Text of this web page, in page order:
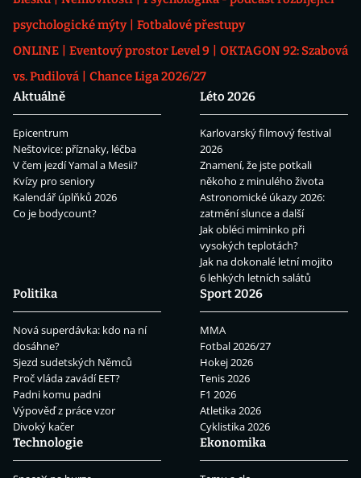
psychologické mýty
Fotbalové přestupy
ONLINE
Eventový prostor Level 9
OKTAGON 92: Szabová
vs. Pudilová
Chance Liga 2026/27
Aktuálně
Epicentrum
Neštovice: příznaky, léčba
V čem jezdí Yamal a Mesii?
Kvízy pro seniory
Kalendář úplňků 2026
Co je bodycount?
Léto 2026
Karlovarský filmový festival
2026
Znamení, že jste potkali
někoho z minulého života
Astronomické úkazy 2026:
zatmění slunce a další
Jak obléci miminko při
vysokých teplotách?
Jak na dokonalé letní mojito
6 lehkých letních salátů
Politika
Nová superdávka: kdo na ní
dosáhne?
Sjezd sudetských Němců
Proč vláda zavádí EET?
Padni komu padni
Výpověď z práce vzor
Divoký kačer
Sport 2026
MMA
Fotbal 2026/27
Hokej 2026
Tenis 2026
F1 2026
Atletika 2026
Cyklistika 2026
Technologie
Ekonomika